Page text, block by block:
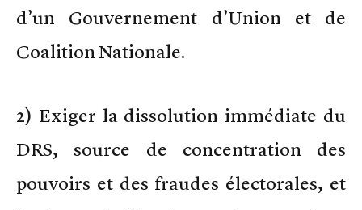
d’un Gouvernement d’Union et de
Coalition Nationale.
2) Exiger la dissolution immédiate du
DRS, source de concentration des
pouvoirs et des fraudes électorales, et